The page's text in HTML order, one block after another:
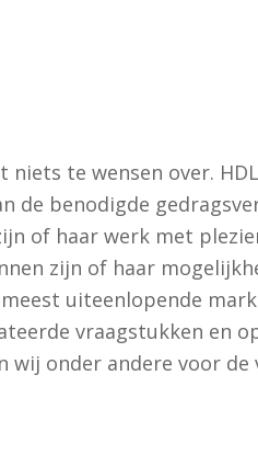
niets te wensen over.
de benodigde
of haar werk met
zijn of haar
uiteenlopende
vraagstukken en
wij onder andere voor de